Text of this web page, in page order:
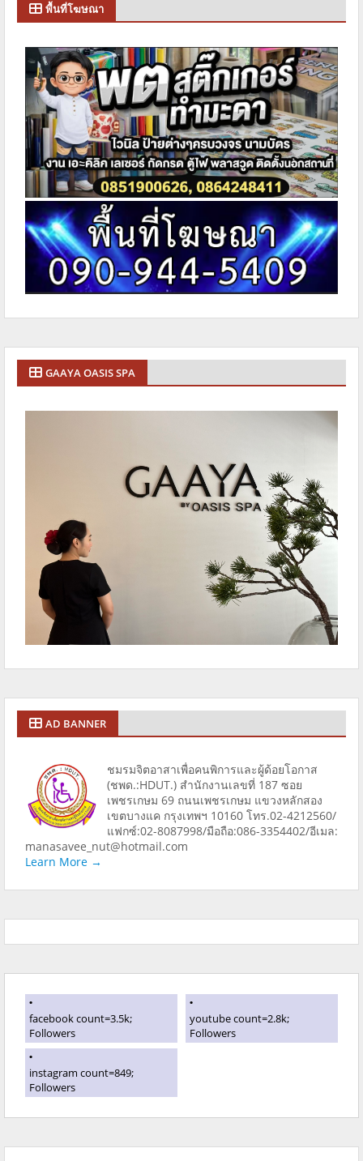
พื้นที่โฆษณา
GAAYA OASIS SPA
AD BANNER
ชมรมจิตอาสาเพื่อคนพิการและผู้ด้อยโอกาส
(ชพด.:HDUT.) สำนักงานเลขที่ 187 ซอย
เพชรเกษม 69 ถนนเพชรเกษม แขวงหลักสอง
เขตบางแค กรุงเทพฯ 10160 โทร.02-4212560/
แฟกซ์:02-8087998/มือถือ:086-3354402/อีเมล:
manasavee_nut@hotmail.com
Learn More →
facebook count=3.5k;
Followers
youtube count=2.8k;
Followers
instagram count=849;
Followers